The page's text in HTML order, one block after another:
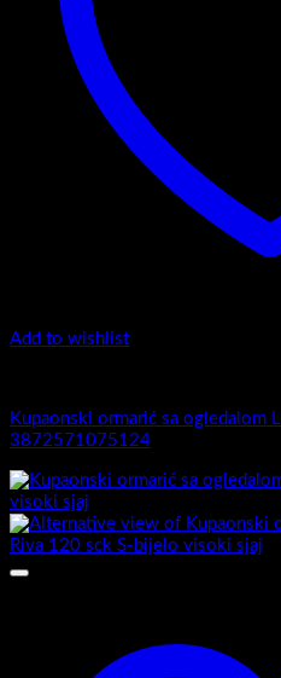
Add to wishlist
Kupaonski ormarić sa ogledalom
3872571075124